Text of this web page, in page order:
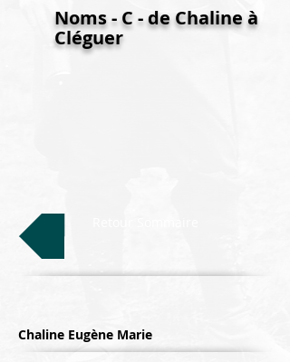
Noms - C - de Chaline à
Cléguer
Chaline Eugène Marie